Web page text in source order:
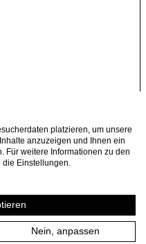
platzieren, um unsere
anzuzeigen und Ihnen ein
Für weitere Informationen zu den
die Einstellungen.
Nein, anpassen